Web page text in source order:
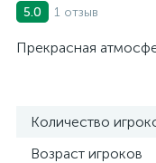
5.0 1 отзыв
Прекрасная
Количество
Возраст игроков